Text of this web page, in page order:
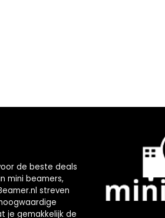
de beste deals
mini beamers,
streven
je gemakkelijk de